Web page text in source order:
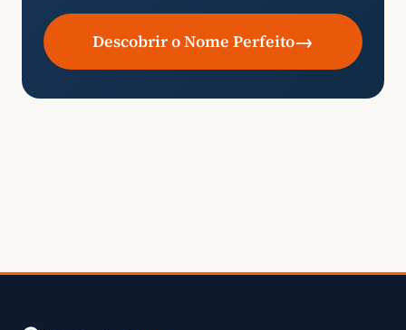
Descobrir o Nome Perfeito→